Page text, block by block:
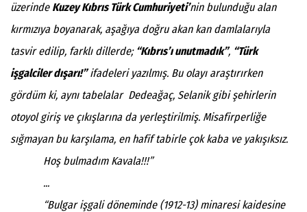
üzerinde Kuzey Kıbrıs Türk Cumhuriyeti’nin bulunduğu alan
kırmızıya boyanarak, aşağıya doğru akan kan damlalarıyla
tasvir edilip, farklı dillerde; “Kıbrıs’ı unutmadık”, “Türk
işgalciler dışarı!”ifadeleri yazılmış. Bu olayı araştırırken
gördüm ki, aynı tabelalar Dedeağaç, Selanik gibi şehirlerin
otoyol giriş ve çıkışlarına da yerleştirilmiş. Misafirperliğe
sığmayan bu karşılama, en hafif tabirle çok kaba ve yakışıksız.
Hoş bulmadım Kavala!!!”
...
“Bulgar işgali döneminde (1912-13) minaresi kaidesine